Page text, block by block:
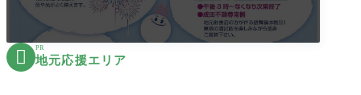
 PR
地元応援エリア